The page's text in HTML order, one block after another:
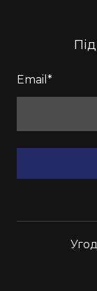
Email *